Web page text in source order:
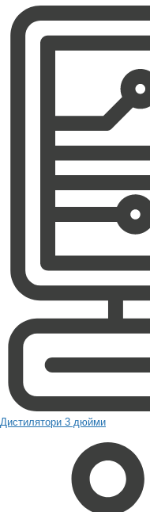
Дистилятори 3 дюйми